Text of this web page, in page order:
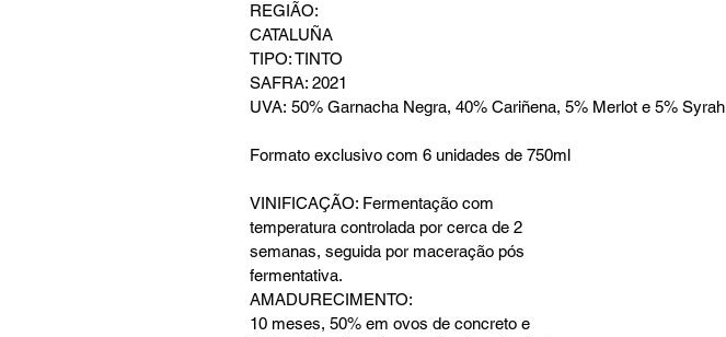
REGIÃO:
CATALUÑA
TIPO: TINTO
SAFRA: 2021
UVA: 50% Garnacha Negra, 40% Cariñena, 5% Merlot e 5% Syrah
Formato exclusivo com 6 unidades de 750ml
VINIFICAÇÃO: Fermentação com
temperatura controlada por cerca de 2
semanas, seguida por maceração pós
fermentativa.
AMADURECIMENTO:
10 meses, 50% em ovos de concreto e